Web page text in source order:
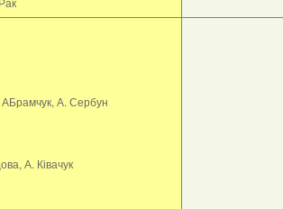
АБрамчук, А. Сербун
А. Ківачук